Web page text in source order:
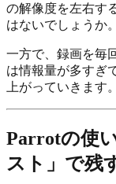
の解像度を左右す
はないでしょうか。
一方で、録画を毎
は情報量が多すぎ
上がっていきます。
Parrotの使
スト」で残